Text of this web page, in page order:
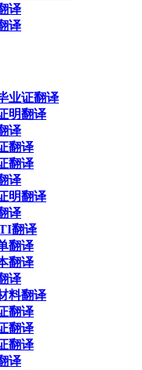
译
译
业证翻译
明翻译
译
翻译
翻译
译
明翻译
译
翻译
翻译
翻译
译
料翻译
翻译
翻译
翻译
译